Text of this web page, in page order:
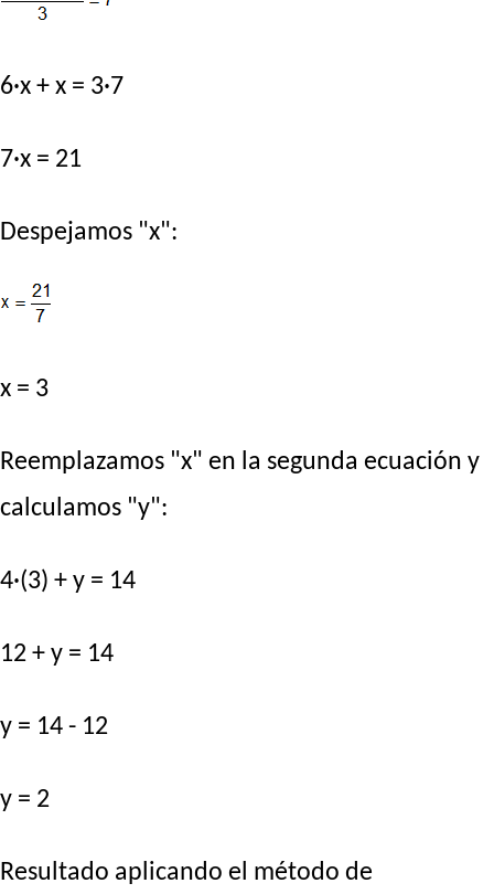
6·x + x = 3·7
7·x = 21
Despejamos "x":
x = 3
Reemplazamos "x" en la segunda ecuación y
calculamos "y":
4·(3) + y = 14
12 + y = 14
y = 14 - 12
y = 2
Resultado aplicando el método de